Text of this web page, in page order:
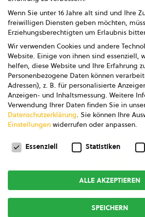
Impressum
Datenschutz
AGB
AGB Marketing
AGB Bildung
Newsletter
Copyright © 2026bio
Wenn Sie unter 16 Jahre alt sind und Ihre
freiwilligen Diensten geben möchten,
Erziehungsberechtigten um Erlaubnis
Wir verwenden Cookies und andere
Website. Einige von ihnen sind essenziell,
helfen, diese Website und Ihre Erfahrung
Personenbezogene Daten können
Adressen), z. B. für personalisierte
Anzeigen- und Inhaltsmessung. Weitere
Verwendung Ihrer Daten finden Sie in
Datenschutzerklärung. Sie können Ihre
Einstellungen widerrufen oder anpassen.
Datenschutzeinstellungen
Essenziell Statistiken
ALLE AKZEPTIEREN
SPEICHERN